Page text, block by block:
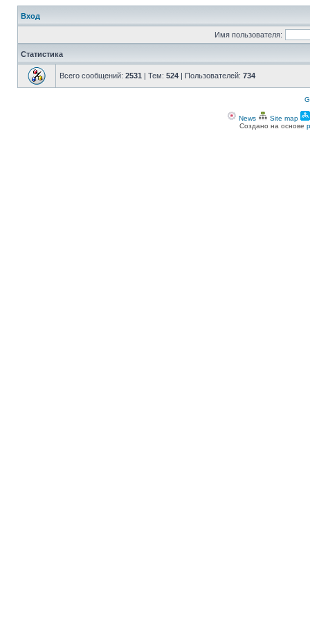
Вход
Имя пользователя:
Статистика
Всего сообщений: 2531 | Тем: 524 | Пользователей: 734
News Site map
Создано на основе